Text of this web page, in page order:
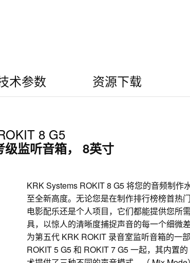
术参数 资源下载
8 G5
级监听音箱， 8英寸
KRK Systems ROKIT 8 G5 将您的音频制作
至全新高度。无论您是在制作排行榜榜首热门
电影配乐还是个人项目，它们都能提供您所
具，以惊人的清晰度捕捉声音的每一个细微
为第五代 KRK ROKIT 录音室监听音箱的一
ROKIT 5 G5 和 ROKIT 7 G5 一起，其内置